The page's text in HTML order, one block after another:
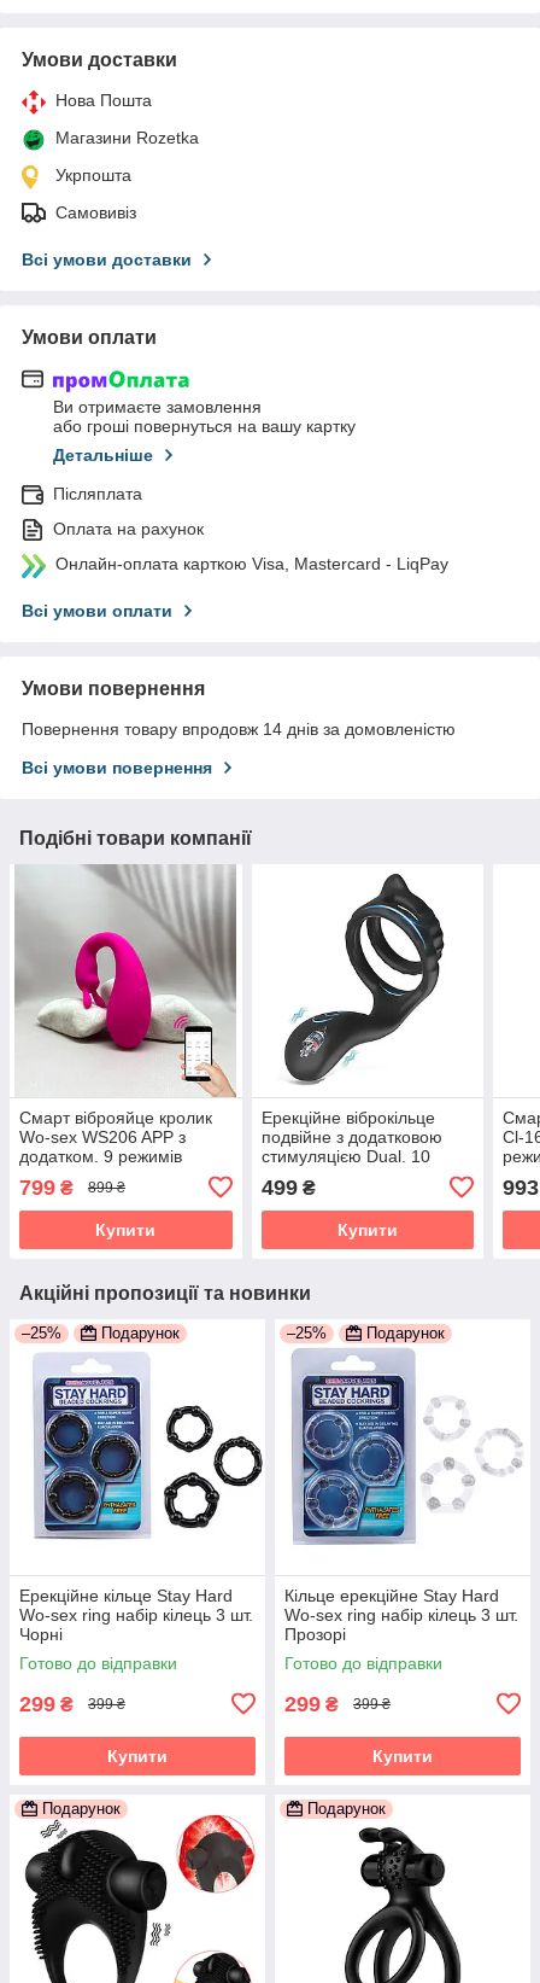
Умови доставки
Нова Пошта
Магазини Rozetka
Укрпошта
Самовивіз
Всі умови доставки
Умови оплати
Ви отримаєте замовлення
або гроші повернуться на вашу картку
Детальніше
Післяплата
Оплата на рахунок
Онлайн-оплата карткою Visa, Mastercard - LiqPay
Всі умови оплати
Умови повернення
Повернення товару впродовж 14 днів за домовленістю
Всі умови повернення
Подібні товари компанії
Смарт віброяйце кролик
Wo-sex WS206 APP з
додатком. 9 режимів
799 ₴ 899 ₴
Купити
Ерекційне віброкільце
подвійне з додатковою
стимуляцією Dual. 10
499₴
Купити
Cl-
993
Акційні пропозиції та новинки
–25% Подарунок
Ерекційне кільце Stay Hard
Wo-sex ring набір кілець 3 шт.
Чорні
Готово до відправки
299 ₴ 399 ₴
Купити
–25% Подарунок
Кільце ерекційне Stay Hard
Wo-sex ring набір кілець 3 шт.
Прозорі
Готово до відправки
299 ₴ 399 ₴
Купити
Подарунок Подарунок